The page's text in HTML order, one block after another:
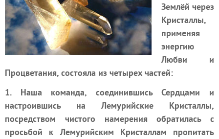
Землёй через
Кристаллы,
применяя
энергию
Любви и
Процветания, состояла из четырех частей:
1. Наша команда, соединившись Сердцами и
настроившись на Лемурийские Кристаллы,
посредством чистого намерения обратилась с
просьбой к Лемурийским Кристаллам пропитать